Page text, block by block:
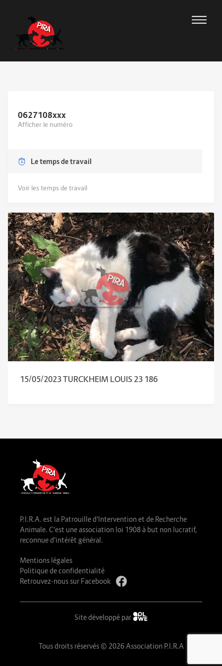
0627108xxx
Afficher le numéro
Le temps de travail
Voir les temps de travail
15/05/2023 TURCKHEIM LOUIS 23 186
P.I.R.A. est la Patrouille d’Intervention et de Recherche
Animale. C’est une association loi 1908 à but non lucratif,
reconnue d’intérêt général.
Mentions légales
Politique de confidentialité
Retrouvez-nous sur Facebook
Site développé par
Tous droits réservés © 2026 Association P.I.R.A